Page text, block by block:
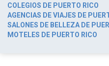
COLEGIOS DE PUERTO RICO
AGENCIAS DE VIAJES DE
SALONES DE BELLEZA DE
MOTELES DE PUERTO RICO